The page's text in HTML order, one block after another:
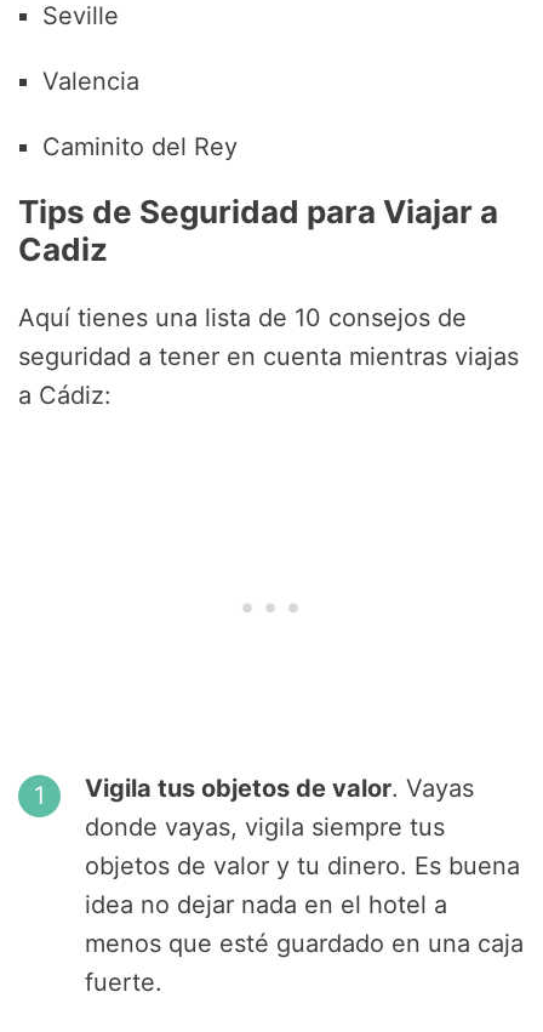
Seville
Valencia
Caminito del Rey
Tips de Seguridad para Viajar a
Cadiz
Aquí tienes una lista de 10 consejos de
seguridad a tener en cuenta mientras viajas
a Cádiz:
Vigila tus objetos de valor. Vayas
donde vayas, vigila siempre tus
objetos de valor y tu dinero. Es buena
idea no dejar nada en el hotel a
menos que esté guardado en una caja
fuerte.